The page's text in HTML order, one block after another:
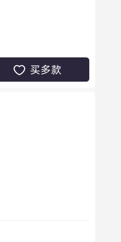
 买多款